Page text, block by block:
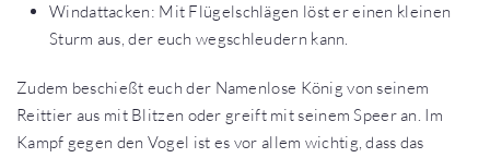
Windattacken: Mit Flügelschlägen löst er einen kleinen
Sturm aus, der euch wegschleudern kann.
Zudem beschießt euch der Namenlose König von seinem
Reittier aus mit Blitzen oder greift mit seinem Speer an. Im
Kampf gegen den Vogel ist es vor allem wichtig, dass das